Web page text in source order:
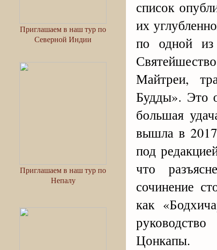
Приглашаем в наш тур по
Северной Индии
Приглашаем в наш тур по
Непалу
список
их
по одной
Майтреи,
Будды». Это
большая
вышла в 2017
под
что
сочинение
как
Цонкапы.